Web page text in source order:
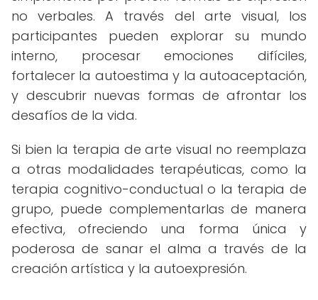
no verbales. A través del arte visual, los
participantes pueden explorar su mundo
interno, procesar emociones difíciles,
fortalecer la autoestima y la autoaceptación,
y descubrir nuevas formas de afrontar los
desafíos de la vida.
Si bien la terapia de arte visual no reemplaza
a otras modalidades terapéuticas, como la
terapia cognitivo-conductual o la terapia de
grupo, puede complementarlas de manera
efectiva, ofreciendo una forma única y
poderosa de sanar el alma a través de la
creación artística y la autoexpresión.